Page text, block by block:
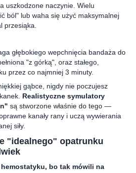
uszkodzone naczynie. Wielu
ból" lub waha się użyć maksymalnej
przesiąka.
głębokiego wepchnięcia bandaża do
"z górką", oraz stałego,
przez co najmniej 3 minuty.
gąbce, nigdy nie poczujesz
Realistyczne symulatory
są stworzone właśnie do tego —
kanały rany i uczą wywierania
siły.
"idealnego" opatrunku
hemostatyku, bo tak mówili na